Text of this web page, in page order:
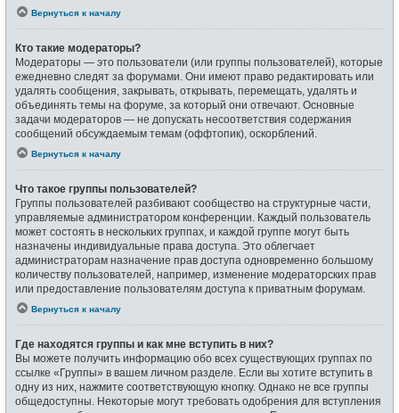
Вернуться к началу
Кто такие модераторы?
Модераторы — это пользователи (или группы пользователей), которые
ежедневно следят за форумами. Они имеют право редактировать или
удалять сообщения, закрывать, открывать, перемещать, удалять и
объединять темы на форуме, за который они отвечают. Основные
задачи модераторов — не допускать несоответствия содержания
сообщений обсуждаемым темам (оффтопик), оскорблений.
Вернуться к началу
Что такое группы пользователей?
Группы пользователей разбивают сообщество на структурные части,
управляемые администратором конференции. Каждый пользователь
может состоять в нескольких группах, и каждой группе могут быть
назначены индивидуальные права доступа. Это облегчает
администраторам назначение прав доступа одновременно большому
количеству пользователей, например, изменение модераторских прав
или предоставление пользователям доступа к приватным форумам.
Вернуться к началу
Где находятся группы и как мне вступить в них?
Вы можете получить информацию обо всех существующих группах по
ссылке «Группы» в вашем личном разделе. Если вы хотите вступить в
одну из них, нажмите соответствующую кнопку. Однако не все группы
общедоступны. Некоторые могут требовать одобрения для вступления